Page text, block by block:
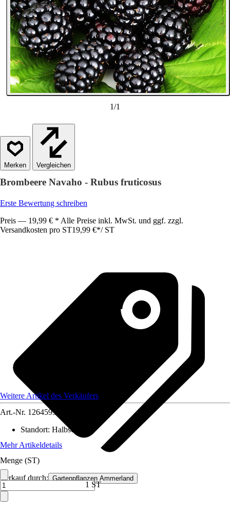
1/1
Vergleichen
Brombeere Navaho - Rubus fruticosus
Erste Bewertung schreiben
Preis — 19,99 € * Alle Preise inkl. MwSt. und ggf. zzgl.
Versandkosten pro ST19,99 €*/ ST
Verkauf durch: Gartenpflanzen Ammerland
Weitere Artikel des Verkäufers
Art.-Nr. 12645957
Standort: Halbschatten
Mehr Artikeldetails
Menge (ST)
1 ST